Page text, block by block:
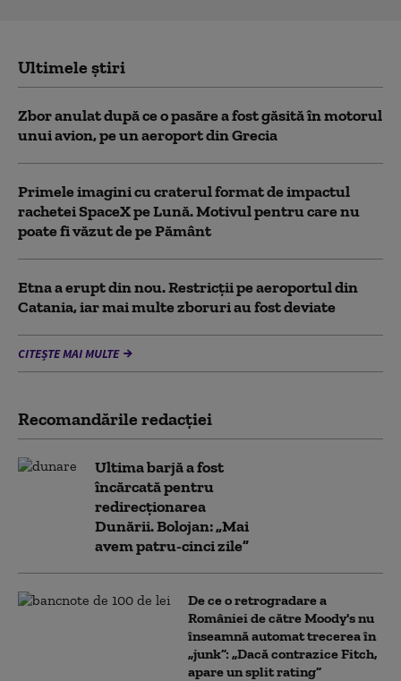
Ultimele știri
Zbor anulat după ce o pasăre a fost găsită în motorul
unui avion, pe un aeroport din Grecia
Primele imagini cu craterul format de impactul
rachetei SpaceX pe Lună. Motivul pentru care nu
poate fi văzut de pe Pământ
Etna a erupt din nou. Restricții pe aeroportul din
Catania, iar mai multe zboruri au fost deviate
CITEȘTE MAI MULTE
Recomandările redacţiei
Ultima barjă a fost
încărcată pentru
redirecționarea
Dunării. Bolojan: „Mai
avem patru-cinci zile”
De ce o retrogradare a
României de către Moody's nu
înseamnă automat trecerea în
„junk”: „Dacă contrazice Fitch,
apare un split rating”